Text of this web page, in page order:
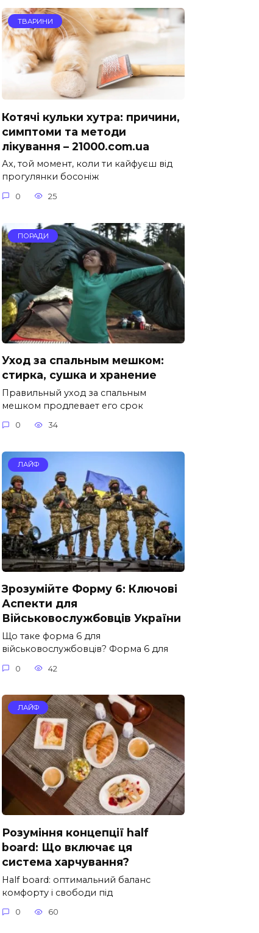
ТВАРИНИ
Котячі кульки хутра: причини,
симптоми та методи
лікування – 21000.com.ua
Ах, той момент, коли ти кайфуєш від
прогулянки босоніж
0 25
ПОРАДИ
Уход за спальным мешком:
стирка, сушка и хранение
Правильный уход за спальным
мешком продлевает его срок
0 34
ЛАЙФ
Зрозумійте Форму 6: Ключові
Аспекти для
Військовослужбовців України
Що таке форма 6 для
військовослужбовців? Форма 6 для
0 42
ЛАЙФ
Розуміння концепції half
board: Що включає ця
система харчування?
Half board: оптимальний баланс
комфорту і свободи під
0 60